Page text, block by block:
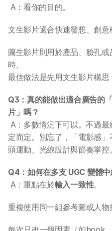
A：看你的目的。
文生影片適合快速發想、創意
圖生影片則用於產品、臉孔
時。
最佳做法是先用文生影片構思
Q3：真的能做出適合廣告的
片」嗎？
定而定。別忘了，「電影感
頭運動、光線設計與節奏掌控。
Q4：如何在多支 UGC 變體
A：重點在於輸入一致性。
重複使用同一組參考圖或人物
AI 應用主題班系列
DotAI 課程
AI 活動
AI 攻略及資
AI 企業培訓